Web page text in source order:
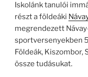
Iskolánk tanulói
részt a földeáki
megrendezett
sportversenyekben
Földeák, Kiszombor,
össze tudásukat.